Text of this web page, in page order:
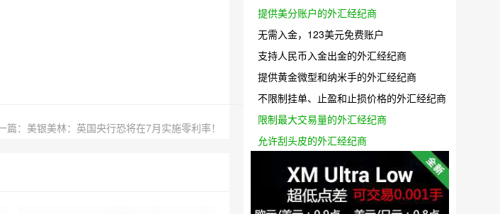
篇：美银美林：英国央行恐将在7月实施零利率！
提供美分账户的外汇经纪商
无需入金，123美元免费账户
支持人民币入金出金的外汇经纪商
提供黄金微型和纳米手的外汇经纪商
不限制挂单、止盈和止损价格的外汇经纪商
限制最大交易量的外汇经纪商
允许刮头皮的外汇经纪商